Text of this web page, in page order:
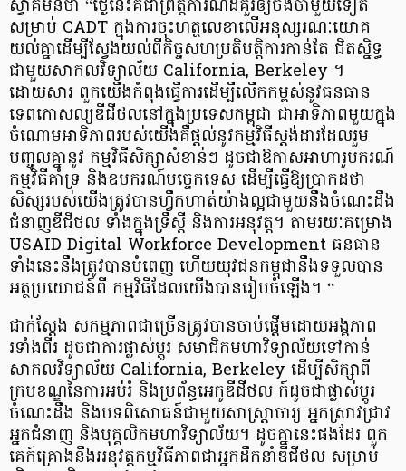
ស្វាគមន៍ថា “ថ្ងៃនេះគឺជាព្រឹត្តិការណ៍ដ៏គួរឲ្យចង់ចាំមួយទៀត
សម្រាប់ CADT ក្នុងការចុះហត្ថលេខាលើអនុស្សរណៈយោគ
យល់គ្នាដើម្បីស្វែងយល់ពីកិច្ចសហប្រតិបត្តិការកាន់តែ ជិតស្និទ្ធ
ជាមួយសាកលវិទ្យាល័យ California, Berkeley ។
ដោយសារ ពួកយើងកំពុងធ្វើការដើម្បីលើកកម្ពស់នូវធនធាន
ទេពកោសល្យឌីជីថលនៅក្នុងប្រទេសកម្ពុជា ជាអាទិភាពមួយក្នុង
ចំណោមអាទិភាពរបស់យើងគឺផ្តល់នូវកម្មវិធីស្តង់ដារដែលរួម
បញ្ចូលគ្នានូវ កម្មវិធីសិក្សាសំខាន់ៗ ដូចជាឱកាសអាហារូបករណ៍
កម្មវិធីគាំទ្រ និងឧបករណ៍បច្ចេកទេស ដើម្បីធ្វើឱ្យប្រាកដថា
សិស្សរបស់យើងត្រូវបានហ្វឹកហាត់យ៉ាងល្អជាមួយនឹងចំណេះដឹង
ជំនាញឌីជីថល ទាំងក្នុងទ្រឹស្តី និងការអនុវត្ត។ តាមរយៈគម្រោង
USAID Digital Workforce Development ធនធាន
ទាំងនេះនឹងត្រូវបានបំពេញ ហើយយុវជនកម្ពុជានឹងទទួលបាន
អត្ថប្រយោជន៍ពី កម្មវិធីដែលយើងបានរៀបចំឡើង។ “
ជាក់ស្តែង សកម្មភាពជាច្រើនត្រូវបានចាប់ផ្តើមដោយអង្គភាព
រទាំងពីរ ដូចជាការផ្លាស់ប្តូរ សមាជិកមហាវិទ្យាល័យទៅកាន់
សាកលវិទ្យាល័យ California, Berkeley ដើម្បីសិក្សាពី
ក្របខណ្ឌនៃការអប់រំ និងប្រព័ន្ធអេកូឌីជីថល ក៍ដូចជាផ្លាស់ប្តូរ
ចំណេះដឹង និងបទពិសោធន៍ជាមួយសាស្រ្តាចារ្យ អ្នកស្រាវជ្រាវ
អ្នកជំនាញ និងបុគ្គលិកមហាវិទ្យាល័យ។ ដូចគ្នានេះផងដែរ ពួក
គេក៍គ្រោងនឹងអនុវត្តកម្មវិធីភាពជាអ្នកដឹកនាំឌីជីថល សម្រាប់